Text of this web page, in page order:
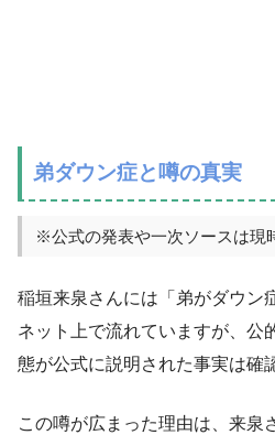
弟ダウン症と噂の真実
※公式の発表や一次ソースは現
稲垣来泉さんには「弟がダウン
ネット上で流れていますが、公
態が公式に説明された事実は確
この噂が広まった理由は、来泉